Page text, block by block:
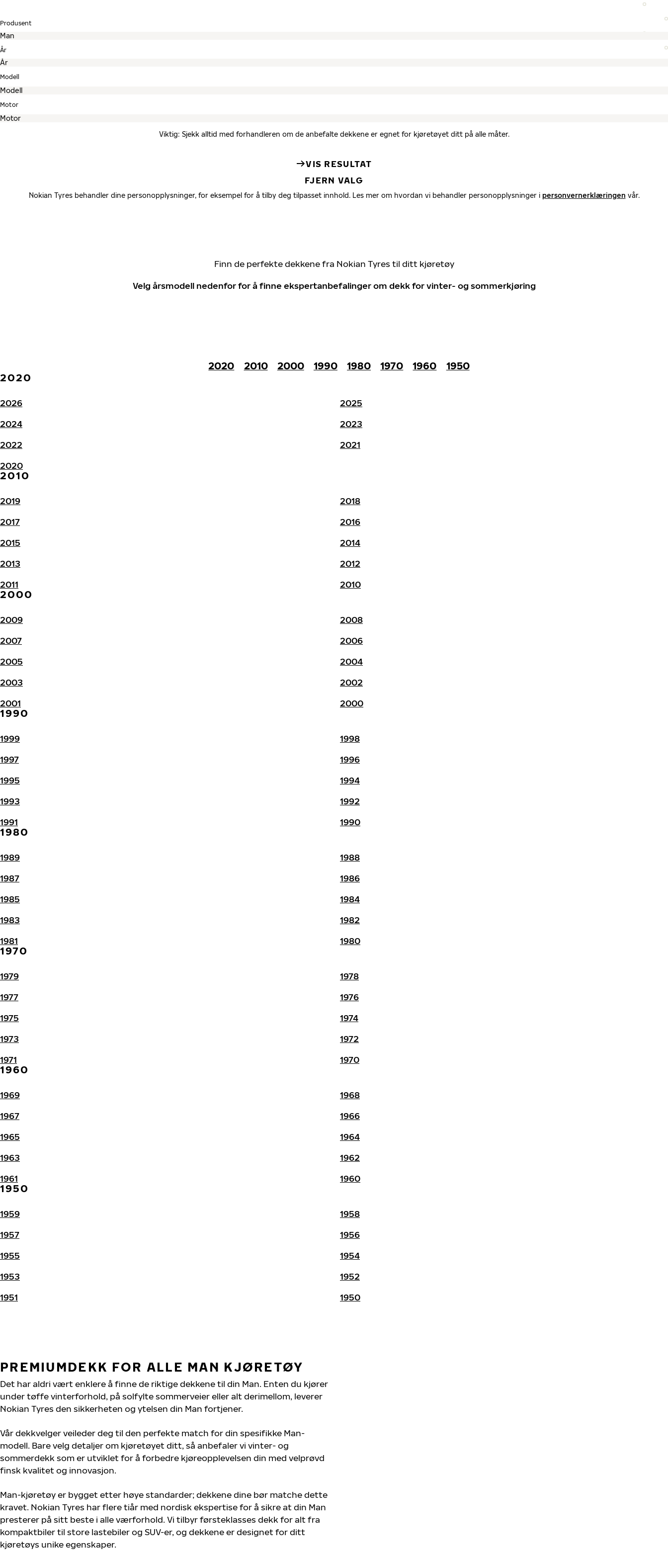
Produsent
År
Modell
Motor
Viktig: Sjekk alltid med forhandleren om de anbefalte dekkene er egnet for kjøretøyet ditt på alle måter.
VIS RESULTAT
FJERN VALG
Nokian Tyres behandler dine personopplysninger, for eksempel for å tilby deg tilpasset innhold. Les mer om hvordan vi behandler personopplysninger i personvernerklæringen vår.
Finn de perfekte dekkene fra Nokian Tyres til ditt kjøretøy
Velg årsmodell nedenfor for å finne ekspertanbefalinger om dekk for vinter- og sommerkjøring
2020 2010 2000 1990 1980 1970 1960
1950
2020
2026
2025
2024
2023
2022
2021
2020
2010
2019
2018
2017
2016
2015
2014
2013
2012
2011
2010
2000
2009
2008
2007
2006
2005
2004
2003
2002
2001
2000
1990
1999
1998
1997
1996
1995
1994
1993
1992
1991
1990
1980
1989
1988
1987
1986
1985
1984
1983
1982
1981
1980
1970
1979
1978
1977
1976
1975
1974
1973
1972
1971
1970
1960
1969
1968
1967
1966
1965
1964
1963
1962
1961
1960
1950
1959
1958
1957
1956
1955
1954
1953
1952
1951
1950
PREMIUMDEKK FOR ALLE MAN KJØRETØY
Det har aldri vært enklere å finne de riktige dekkene til din Man. Enten du kjører
under tøffe vinterforhold, på solfylte sommerveier eller alt derimellom, leverer
Nokian Tyres den sikkerheten og ytelsen din Man fortjener.
Vår dekkvelger veileder deg til den perfekte match for din spesifikke Man-
modell. Bare velg detaljer om kjøretøyet ditt, så anbefaler vi vinter- og
sommerdekk som er utviklet for å forbedre kjøreopplevelsen din med velprøvd
finsk kvalitet og innovasjon.
Man-kjøretøy er bygget etter høye standarder; dekkene dine bør matche dette
kravet. Nokian Tyres har flere tiår med nordisk ekspertise for å sikre at din Man
presterer på sitt beste i alle værforhold. Vi tilbyr førsteklasses dekk for alt fra
kompaktbiler til store lastebiler og SUV-er, og dekkene er designet for ditt
kjøretøys unike egenskaper.